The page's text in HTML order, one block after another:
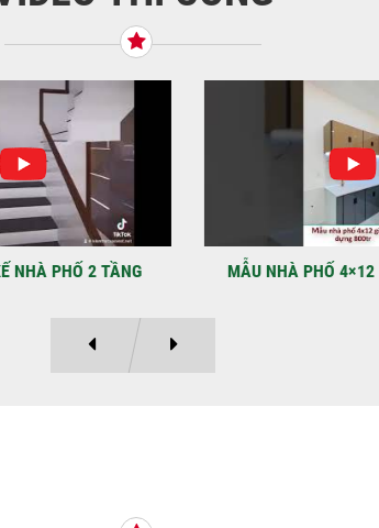
Địa
Kỳ
2 TẦNG MẪU NHÀ PHỐ 4×12 1